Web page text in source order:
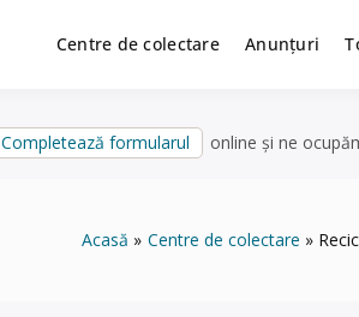
Centre de colectare Anunțuri
Completează formularul online și ne
Acasă Centre de colectare